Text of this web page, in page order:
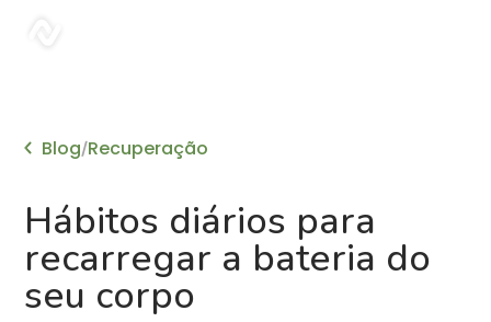
Blog/Recuperação
Hábitos diários para
recarregar a bateria do
seu corpo